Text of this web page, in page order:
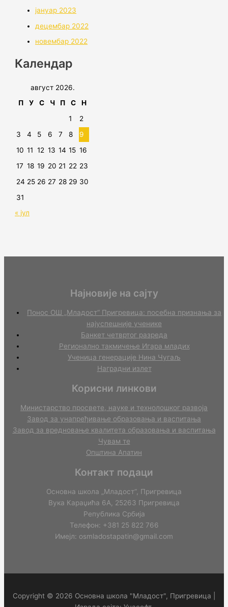
јануар 2023
децембар 2022
новембар 2022
Календар
август 2026.
П
У С Ч П С
Н
1
2
3
4 5 6 7 8
9
10 11 12 13 14 15 16
17 18 19 20 21 22 23
24 25 26 27 28 29 30
31
« јул
Најновије на сајту
Понос ОШ „Младост“ Пригревица: посебна признања за
најуспешније ученике
Банкет четвртог разреда
Регионално такмичењe Игара младих
Ученица генерације Нина Чугаљ
Наградни излет
Корисни линкови
Министарство просвете, науке и технолошког развоја
Завод за унапређивање образовања и васпитања
Завод за вредновање квалитета образовања и васпитања
Чувам те
Општина Апатин
Контакт подаци
Основна школа „Младост“, Пригревица
Вука Караџића 6А, 25263 Пригревица
Република Србија
Телефон: +381 25 822 766
Имејл: osmladostapatin@gmail.com
Copyright © 2026 Основна школа "Младост", Пригревица |